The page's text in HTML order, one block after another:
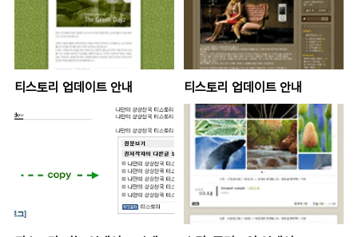
티스토리 업데이트 안내 티스토리 업데이트 안내